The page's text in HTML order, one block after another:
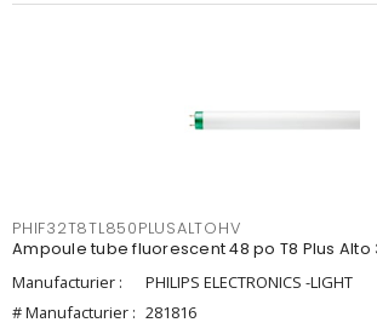
PHIF32T8TL850PLUSALTOHV
Ampoule tube fluorescent 48 po T8 Plus Alto
Manufacturier :
PHILIPS ELECTRONICS -LIGHT
# Manufacturier : 281816